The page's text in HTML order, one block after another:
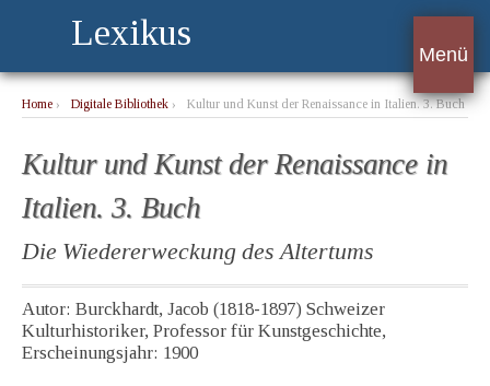
Lexikus
Menü
Home › Digitale Bibliothek › Kultur und Kunst der Renaissance in Italien. 3. Buch
Kultur und Kunst der Renaissance in
Italien. 3. Buch
Die Wiedererweckung des Altertums
Autor: Burckhardt, Jacob (1818-1897) Schweizer
Kulturhistoriker, Professor für Kunstgeschichte,
Erscheinungsjahr: 1900